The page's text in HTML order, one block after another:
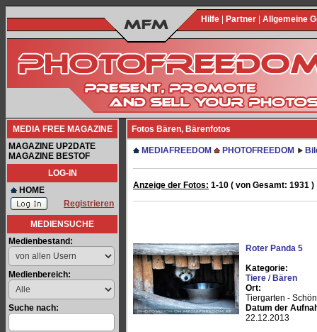
Hilfe Partner Allgemeine
MEDIA FREE MAGAZINE
MAGAZINE UP2DATE
MAGAZINE BESTOF
LOG-IN
HOME
Registrieren
MEDIENSUCHE
Medienbestand:
Medienbereich:
Suche nach:
Fotos Bären, Bärenfotos
MEDIAFREEDOM PHOTOFREEDOM
Anzeige der Fotos: 1-10 ( von Gesamt: 1931 )
Roter Panda 5
Kategorie:
Tiere / Bären
Ort:
Tiergarten -
Datum der
22.12.2013